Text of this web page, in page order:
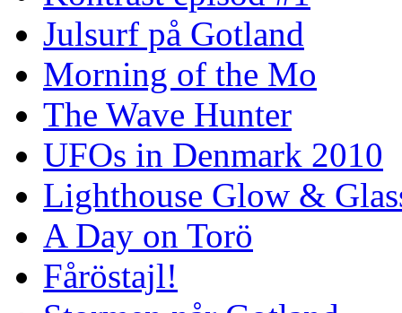
Julsurf på Gotland
Morning of the Mo
The Wave Hunter
UFOs in Denmark 2010
Lighthouse Glow &
A Day on Torö
Fåröstajl!